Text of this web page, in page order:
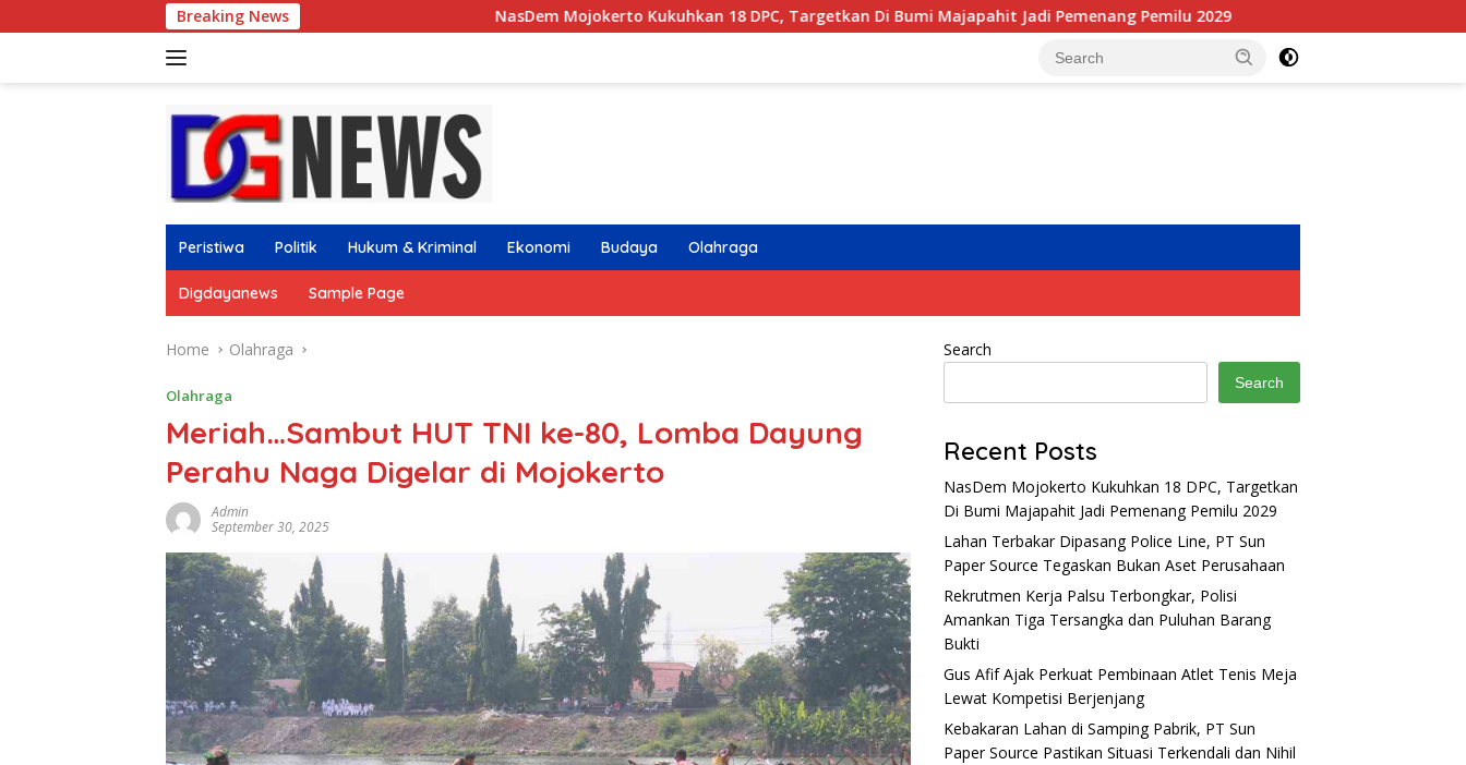
to
Breaking News NasDem Mojokerto Kukuhkan 18 DPC, Targetkan Di Bumi Majapahit Jadi Pemenang Pemilu 2029 Lahan Terbakar Dipasang Police Line,
Peristiwa Politik Hukum & Kriminal Ekonomi Budaya Olahraga
Digdayanews Sample Page
Home Olahraga
Olahraga
Meriah…Sambut HUT TNI ke-80, Lomba Dayung
Perahu Naga Digelar di Mojokerto
Admin
September 30, 2025
Search
Search
Recent Posts
NasDem Mojokerto Kukuhkan 18 DPC, Targetkan
Di Bumi Majapahit Jadi Pemenang Pemilu 2029
Lahan Terbakar Dipasang Police Line, PT Sun
Paper Source Tegaskan Bukan Aset Perusahaan
Rekrutmen Kerja Palsu Terbongkar, Polisi
Amankan Tiga Tersangka dan Puluhan Barang
Bukti
Gus Afif Ajak Perkuat Pembinaan Atlet Tenis Meja
Lewat Kompetisi Berjenjang
Kebakaran Lahan di Samping Pabrik, PT Sun
Paper Source Pastikan Situasi Terkendali dan Nihil